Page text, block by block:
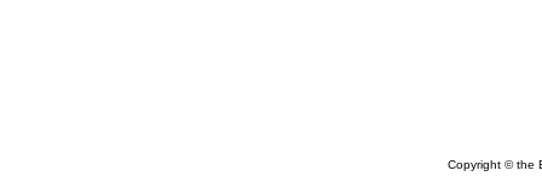
Copyright © the